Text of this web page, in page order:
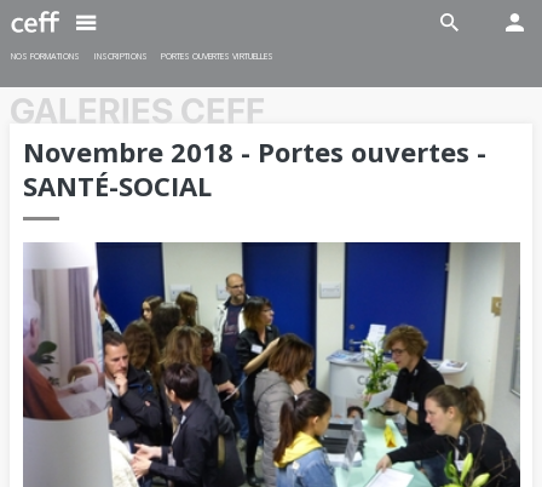
NOS FORMATIONS INSCRIPTIONS PORTES OUVERTES VIRTUELLES
GALERIES CEFF
Novembre 2018 - Portes ouvertes -
SANTÉ-SOCIAL
Spécialiste en restauration CFC
Maturité professionnelle post
CFC (MPT)
Délai d'inscription:
15 février 2026
Début des cours:17 août 2026
INDUSTRIE
En savoir plus
Maturité professionnelle post
Délai d'inscription:
Début des cours:17 août 2026
En savoir plus